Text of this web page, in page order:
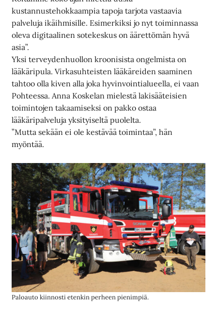
kustannustehokkaampia tapoja tarjota vastaavia
palveluja ikäihmisille. Esimerkiksi jo nyt toiminnassa
oleva digitaalinen sotekeskus on äärettömän hyvä
asia”.
Yksi terveydenhuollon kroonisista ongelmista on
lääkäripula. Virkasuhteisten lääkäreiden saaminen
tahtoo olla kiven alla joka hyvinvointialueella, ei vaan
Pohteessa. Anna Koskelan mielestä lakisääteisien
toimintojen takaamiseksi on pakko ostaa
lääkäripalveluja yksityiseltä puolelta.
”Mutta sekään ei ole kestävää toimintaa”, hän
myöntää.
Paloauto kiinnosti etenkin perheen pienimpiä.